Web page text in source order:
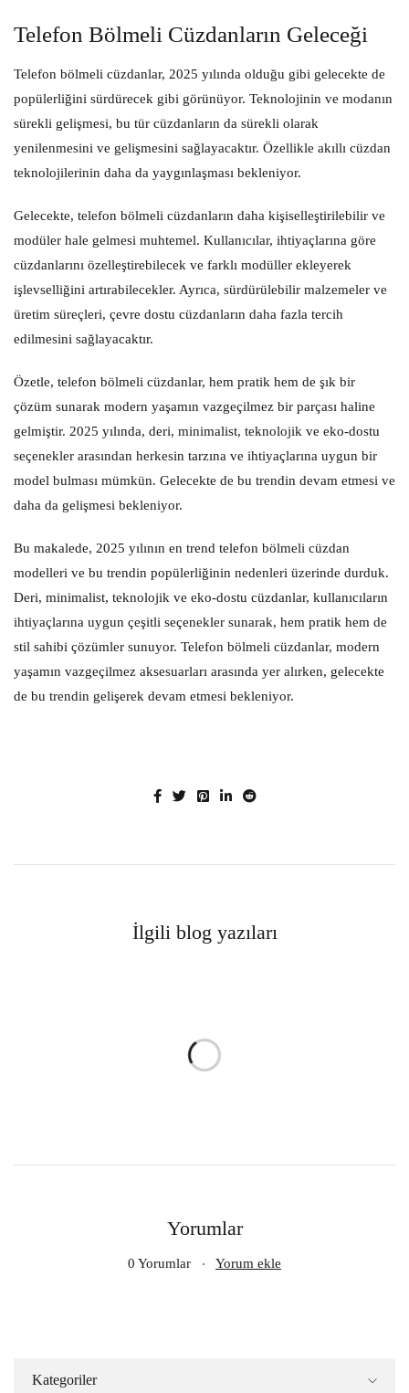
Telefon Bölmeli Cüzdanların Geleceği
Telefon bölmeli cüzdanlar, 2025 yılında olduğu gibi gelecekte de
popülerliğini sürdürecek gibi görünüyor. Teknolojinin ve modanın
sürekli gelişmesi, bu tür cüzdanların da sürekli olarak
yenilenmesini ve gelişmesini sağlayacaktır. Özellikle akıllı cüzdan
teknolojilerinin daha da yaygınlaşması bekleniyor.
Gelecekte, telefon bölmeli cüzdanların daha kişiselleştirilebilir ve
modüler hale gelmesi muhtemel. Kullanıcılar, ihtiyaçlarına göre
cüzdanlarını özelleştirebilecek ve farklı modüller ekleyerek
işlevselliğini artırabilecekler. Ayrıca, sürdürülebilir malzemeler ve
üretim süreçleri, çevre dostu cüzdanların daha fazla tercih
edilmesini sağlayacaktır.
Özetle, telefon bölmeli cüzdanlar, hem pratik hem de şık bir
çözüm sunarak modern yaşamın vazgeçilmez bir parçası haline
gelmiştir. 2025 yılında, deri, minimalist, teknolojik ve eko-dostu
seçenekler arasından herkesin tarzına ve ihtiyaçlarına uygun bir
model bulması mümkün. Gelecekte de bu trendin devam etmesi ve
daha da gelişmesi bekleniyor.
Bu makalede, 2025 yılının en trend telefon bölmeli cüzdan
modelleri ve bu trendin popülerliğinin nedenleri üzerinde durduk.
Deri, minimalist, teknolojik ve eko-dostu cüzdanlar, kullanıcıların
ihtiyaçlarına uygun çeşitli seçenekler sunarak, hem pratik hem de
stil sahibi çözümler sunuyor. Telefon bölmeli cüzdanlar, modern
yaşamın vazgeçilmez aksesuarları arasında yer alırken, gelecekte
de bu trendin gelişerek devam etmesi bekleniyor.
İlgili blog yazıları
Yorumlar
0 Yorumlar Yorum ekle
Kategoriler